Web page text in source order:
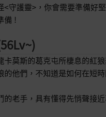
<守護靈>，你會需要準備好
備 !
卡莫斯的葛克屯所棲息的紅狼
的他們，不知道是如何在短
的老手，具有懂得先悄聲接